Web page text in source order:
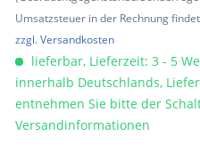
Umsatzsteuer in der Rechnung
zzgl. Versandkosten
lieferbar, Lieferzeit: 3 - 5
innerhalb Deutschlands,
entnehmen Sie bitte der
Versandinformationen